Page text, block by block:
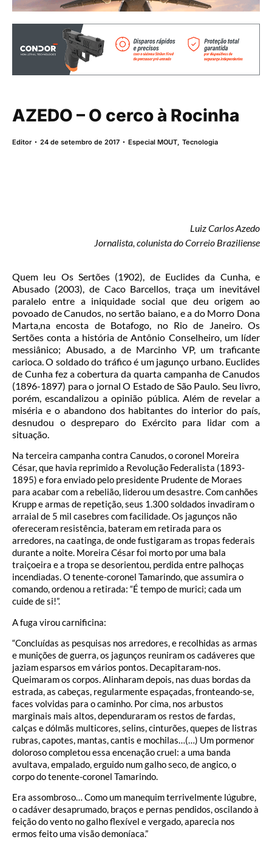
AZEDO – O cerco à Rocinha
Editor 24 de setembro de 2017 Especial MOUT,Tecnologia
Luiz Carlos Azedo
Jornalista, colunista do Correio Braziliense
Quem leu Os Sertões (1902), de Euclides da Cunha, e
Abusado (2003), de Caco Barcellos, traça um inevitável
paralelo entre a iniquidade social que deu origem ao
povoado de Canudos, no sertão baiano, e a do Morro Dona
Marta,na encosta de Botafogo, no Rio de Janeiro. Os
Sertões conta a história de Antônio Conselheiro, um líder
messiânico; Abusado, a de Marcinho VP, um traficante
carioca. O soldado do tráfico é um jagunço urbano. Euclides
de Cunha fez a cobertura da quarta campanha de Canudos
(1896-1897) para o jornal O Estado de São Paulo. Seu livro,
porém, escandalizou a opinião pública. Além de revelar a
miséria e o abandono dos habitantes do interior do país,
desnudou o despreparo do Exército para lidar com a
situação.
Na terceira campanha contra Canudos, o coronel Moreira
César, que havia reprimido a Revolução Federalista (1893-
1895) e fora enviado pelo presidente Prudente de Moraes
para acabar com a rebelião, liderou um desastre. Com canhões
Krupp e armas de repetição, seus 1.300 soldados invadiram o
arraial de 5 mil casebres com facilidade. Os jagunços não
ofereceram resistência, bateram em retirada para os
arredores, na caatinga, de onde fustigaram as tropas federais
durante a noite. Moreira César foi morto por uma bala
traiçoeira e a tropa se desorientou, perdida entre palhoças
incendiadas. O tenente-coronel Tamarindo, que assumira o
comando, ordenou a retirada: “É tempo de murici; cada um
cuide de si!”.
A fuga virou carnificina:
“Concluídas as pesquisas nos arredores, e recolhidas as armas
e munições de guerra, os jagunços reuniram os cadáveres que
jaziam esparsos em vários pontos. Decapitaram-nos.
Queimaram os corpos. Alinharam depois, nas duas bordas da
estrada, as cabeças, regularmente espaçadas, fronteando-se,
faces volvidas para o caminho. Por cima, nos arbustos
marginais mais altos, dependuraram os restos de fardas,
calças e dólmãs multicores, selins, cinturões, quepes de listras
rubras, capotes, mantas, cantis e mochilas…(…) Um pormenor
doloroso completou essa encenação cruel: a uma banda
avultava, empalado, erguido num galho seco, de angico, o
corpo do tenente-coronel Tamarindo.
Era assombroso… Como um manequim terrivelmente lúgubre,
o cadáver desaprumado, braços e pernas pendidos, oscilando à
feição do vento no galho flexível e vergado, aparecia nos
ermos feito uma visão demoníaca.”